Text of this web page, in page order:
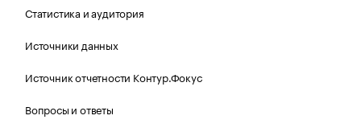
Статистика и аудитория
Источники данных
Источник отчетности Контур.Фокус
Вопросы и ответы